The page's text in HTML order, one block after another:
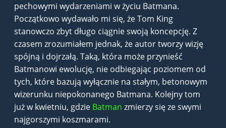
pechowymi wydarzeniami w życiu Batmana.
Początkowo wydawało mi się, że Tom King
stanowczo zbyt długo ciągnie swoją koncepcję. Z
czasem zrozumiałem jednak, że autor tworzy wizję
spójną i dojrzałą. Taką, która może przynieść
Batmanowi ewolucję, nie odbiegając poziomem od
tych, które bazują wyłącznie na stałym, betonowym
wizerunku niepokonanego Batmana. Kolejny tom
już w kwietniu, gdzie Batman zmierzy się ze swymi
najgorszymi koszmarami.